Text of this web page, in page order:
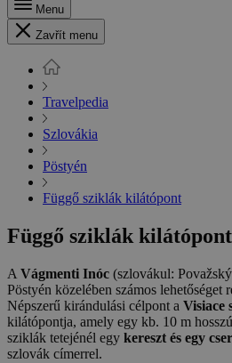
Menu
Zavřít menu
Travelpedia
Szlovákia
Pöstyén
Függő sziklák kilátópont
Függő sziklák kilátópont
A Vágmenti Inóc (szlovákul:
Pöstyén közelében számos lehetőséget
Népszerű kirándulási célpont a Visiace
kilátópontja, amely egy kb. 10 m
sziklák tetejénél egy kereszt és egy
szlovák címerrel.